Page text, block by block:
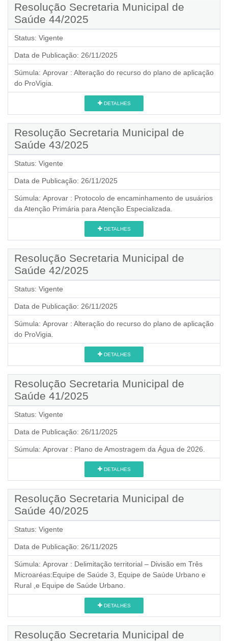
Resolução Secretaria Municipal de
Saúde 44/2025
Status: Vigente
Data de Publicação: 26/11/2025
Súmula: Aprovar : Alteração do recurso do plano de aplicação
do ProVigia.
DETALHES
Resolução Secretaria Municipal de
Saúde 43/2025
Status: Vigente
Data de Publicação: 26/11/2025
Súmula: Aprovar : Protocolo de encaminhamento de usuários
da Atenção Primária para Atenção Especializada.
DETALHES
Resolução Secretaria Municipal de
Saúde 42/2025
Status: Vigente
Data de Publicação: 26/11/2025
Súmula: Aprovar : Alteração do recurso do plano de aplicação
do ProVigia.
DETALHES
Resolução Secretaria Municipal de
Saúde 41/2025
Status: Vigente
Data de Publicação: 26/11/2025
Súmula: Aprovar : Plano de Amostragem da Água de 2026.
DETALHES
Resolução Secretaria Municipal de
Saúde 40/2025
Status: Vigente
Data de Publicação: 26/11/2025
Súmula: Aprovar : Delimitação territorial – Divisão em Três
Microaréas:Equipe de Saúde 3, Equipe de Saúde Urbano e
Rural ,e Equipe de Saúde Urbano.
DETALHES
Resolução Secretaria Municipal de